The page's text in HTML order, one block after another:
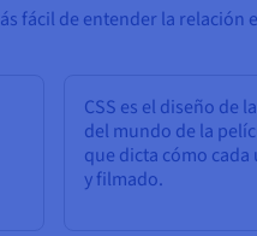
fácil de entender la
CSS es el diseño de
del mundo de la
que dicta cómo
y filmado.